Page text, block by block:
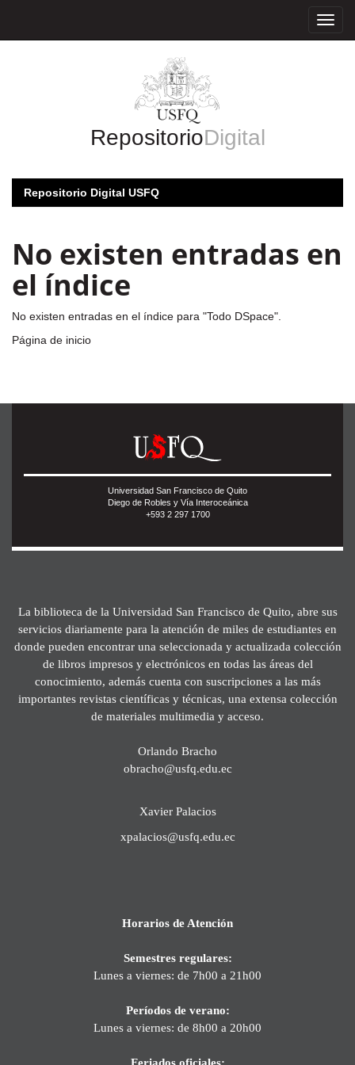
RepositorioDigital
Repositorio Digital USFQ
No existen entradas en
el índice
No existen entradas en el índice para "Todo DSpace".
Página de inicio
Universidad San Francisco de Quito
Diego de Robles y Vía Interoceánica
+593 2 297 1700
La biblioteca de la Universidad San Francisco de Quito, abre sus
servicios diariamente para la atención de miles de estudiantes en
donde pueden encontrar una seleccionada y actualizada colección
de libros impresos y electrónicos en todas las áreas del
conocimiento, además cuenta con suscripciones a las más
importantes revistas científicas y técnicas, una extensa colección
de materiales multimedia y acceso.
Orlando Bracho
obracho@usfq.edu.ec
Xavier Palacios
xpalacios@usfq.edu.ec
Horarios de Atención
Semestres regulares:
Lunes a viernes: de 7h00 a 21h00
Períodos de verano:
Lunes a viernes: de 8h00 a 20h00
Feriados oficiales: